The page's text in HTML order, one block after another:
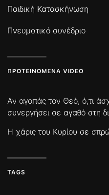
Παιδική Κατασκήνωση
Πνευματικό συνέδριο
ΠΡΟΤΕΙΝΌΜΕΝΑ VIDEO
Αν αγαπάς τον Θεό, ό,τι
συνεργήσει σε αγαθό στη
Η χάρις του Κυρίου σε
TAGS